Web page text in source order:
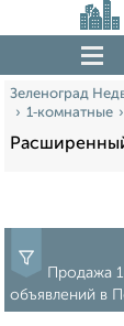
Зеленоград
1‑комнатные
Продажа
объявлений в